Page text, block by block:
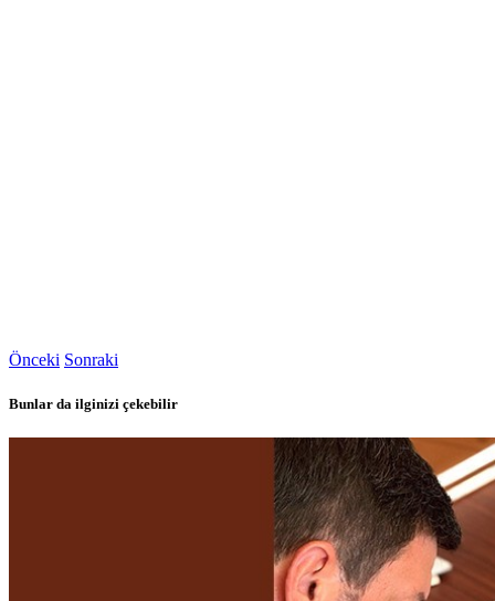
Önceki Sonraki
Bunlar da ilginizi çekebilir